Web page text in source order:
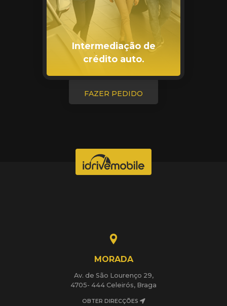
Intermediação de
crédito auto.
FAZER PEDIDO
MORADA
Av. de São Lourenço 29,
4705- 444 Celeirós, Braga
OBTER DIRECÇÕES